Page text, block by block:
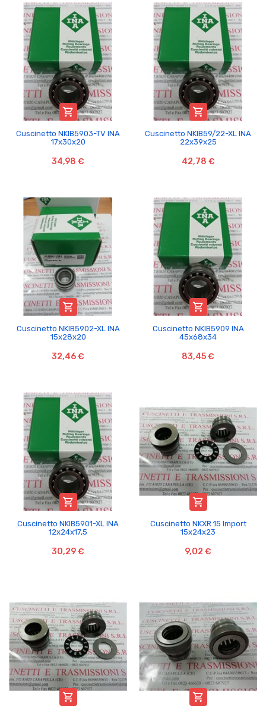

Cuscinetto NKIB5903-TV INA
17x30x20
34,98 €

Cuscinetto NKIB59/22-XL INA
22x39x25
42,78 €

Cuscinetto NKIB5902-XL INA
15x28x20
32,46 €

Cuscinetto NKIB5909 INA
45x68x34
83,45 €

Cuscinetto NKIB5901-XL INA
12x24x17,5
30,29 €

Cuscinetto NKXR 15 Import
15x24x23
9,02 €
 